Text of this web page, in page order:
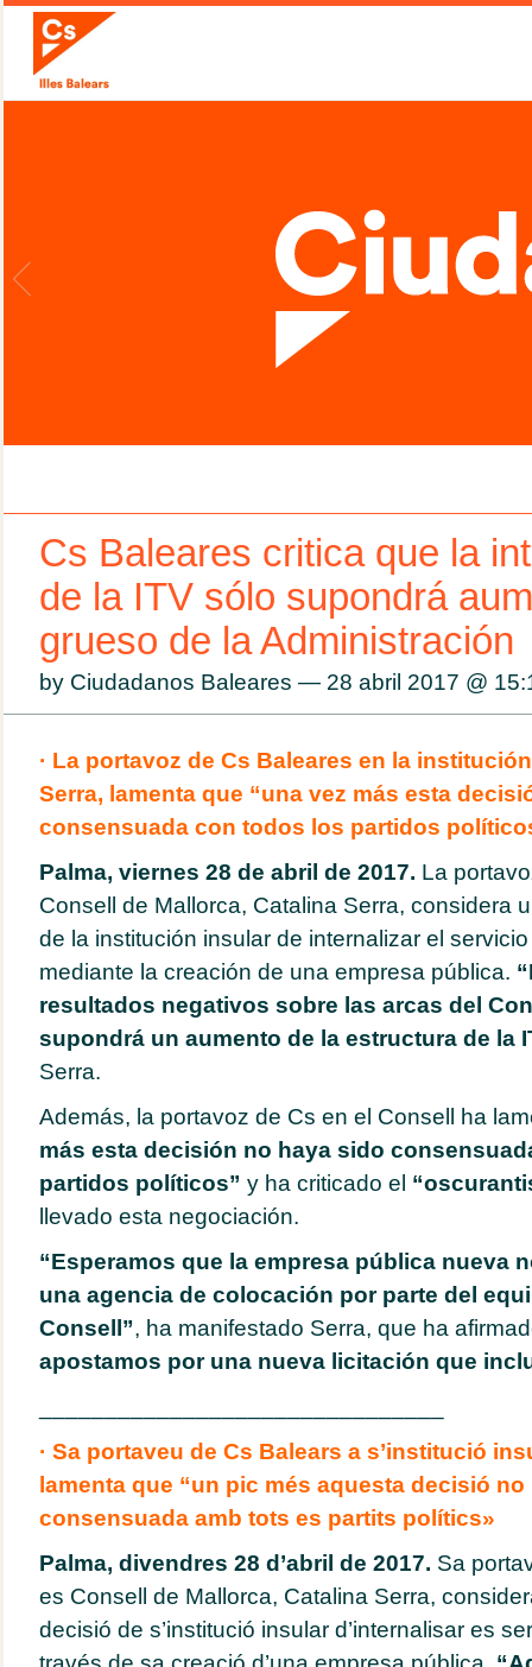
Cs Baleares critica que la
de la ITV sólo supondrá
grueso de la Administración
by Ciudadanos Baleares — 28 abril 2017 @
· La portavoz de Cs Baleares en la
Serra, lamenta que “una vez más esta
consensuada con todos los partidos
Palma, viernes 28 de abril de 2017. La
Consell de Mallorca, Catalina Serra, considera
de la institución insular de internalizar el
mediante la creación de una empresa pública.
resultados negativos sobre las arcas del
supondrá un aumento de la estructura de la
Serra.
Además, la portavoz de Cs en el Consell ha
más esta decisión no haya sido
partidos políticos” y ha criticado el
llevado esta negociación.
“Esperamos que la empresa pública nueva
una agencia de colocación por parte del
Consell”, ha manifestado Serra, que ha
apostamos por una nueva licitación que
· Sa portaveu de Cs Balears a s’institució
lamenta que “un pic més aquesta decisió no
consensuada amb tots es partits polítics»
Palma, divendres 28 d’abril de 2017. Sa
es Consell de Mallorca, Catalina Serra,
decisió de s’institució insular d’internalisar es